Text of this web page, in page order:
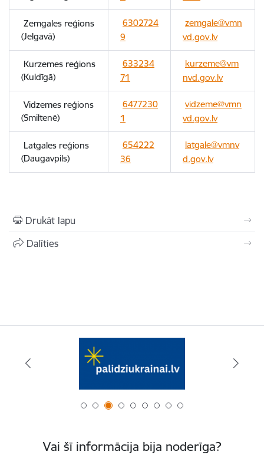
Zemgales reģions
(Jelgavā)
6302724
9
zemgale@vmn
vd.gov.lv
Kurzemes reģions
(Kuldīgā)
633234
71
kurzeme@vm
nvd.gov.lv
Vidzemes reģions
(Smiltenē)
6477230
1
vidzeme@vmn
vd.gov.lv
Latgales reģions
(Daugavpils)
654222
36
latgale@vmnv
d.gov.lv
Drukāt lapu
Dalīties
Vai šī informācija bija noderīga?